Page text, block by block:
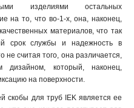
изделиями остальных
на то, что во-1-х, она, наконец,
материалов, что так
срок службы и надежность в
не считая того, она различается,
который, наконец,
на поверхности.
скобы для труб IEK является ее